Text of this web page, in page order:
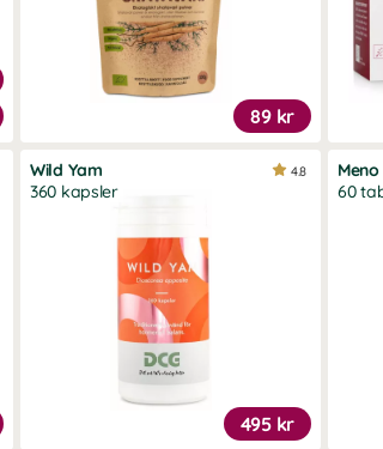
89 kr
Wild Yam
360 kapsler
495 kr
4.8
60